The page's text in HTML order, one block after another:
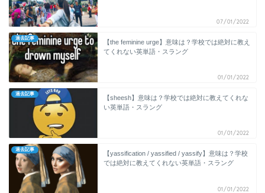
07/01/2022
過去記事
【the feminine urge】意味は？学校では絶対に教え
てくれない英単語・スラング
01/01/2022
過去記事
【sheesh】意味は？学校では絶対に教えてくれな
い英単語・スラング
01/01/2022
過去記事
【yassification / yassified / yassify】意味は？学校
では絶対に教えてくれない英単語・スラング
01/01/2022